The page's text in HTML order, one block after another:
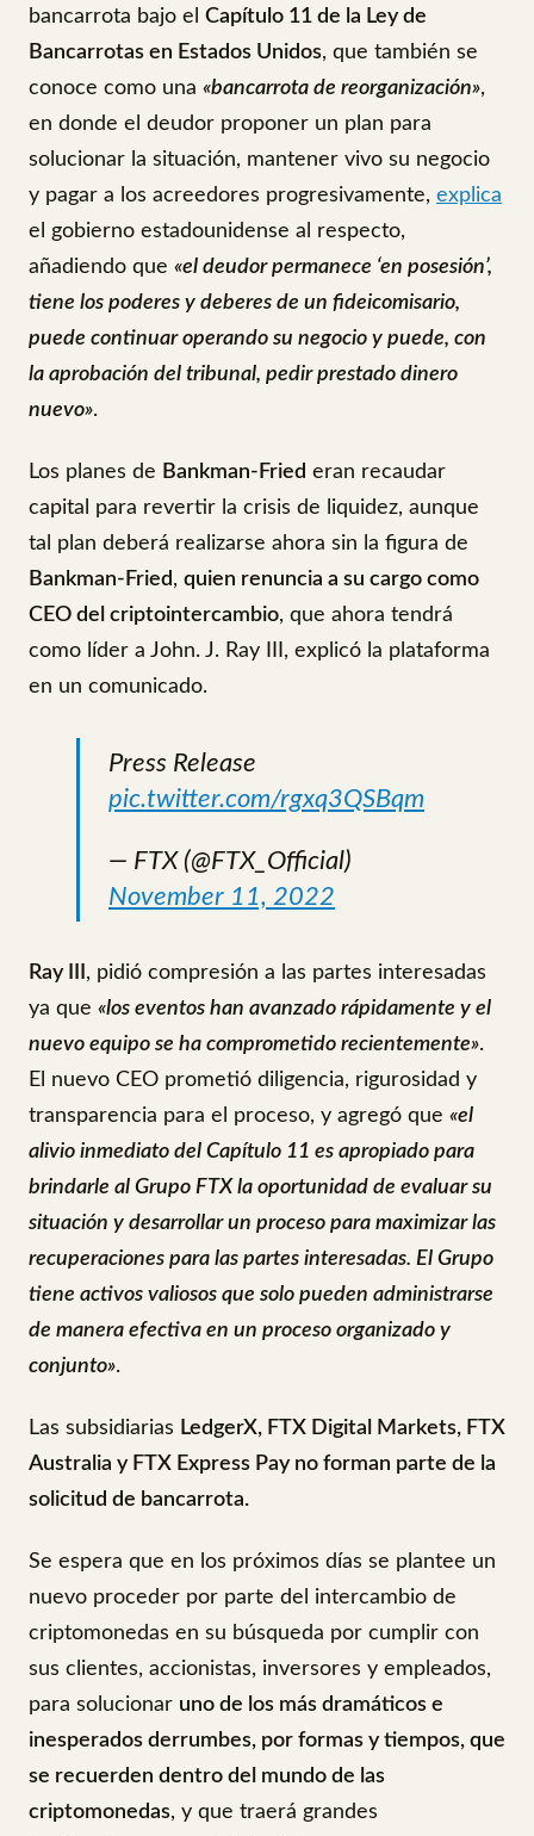
bancarrota bajo el Capítulo 11 de la Ley de
Bancarrotas en Estados Unidos, que también se
conoce como una «bancarrota de reorganización»,
en donde el deudor proponer un plan para
solucionar la situación, mantener vivo su negocio
y pagar a los acreedores progresivamente, explica
el gobierno estadounidense al respecto,
añadiendo que «el deudor permanece ‘en posesión’,
tiene los poderes y deberes de un fideicomisario,
puede continuar operando su negocio y puede, con
la aprobación del tribunal, pedir prestado dinero
nuevo».
Los planes de Bankman-Fried eran recaudar
capital para revertir la crisis de liquidez, aunque
tal plan deberá realizarse ahora sin la figura de
Bankman-Fried, quien renuncia a su cargo como
CEO del criptointercambio, que ahora tendrá
como líder a John. J. Ray III, explicó la plataforma
en un comunicado.
Press Release
pic.twitter.com/rgxq3QSBqm
— FTX (@FTX_Official)
November 11, 2022
Ray III , pidió compresión a las partes interesadas
ya que «los eventos han avanzado rápidamente y el
nuevo equipo se ha comprometido recientemente».
El nuevo CEO prometió diligencia, rigurosidad y
transparencia para el proceso, y agregó que «el
alivio inmediato del Capítulo 11 es apropiado para
brindarle al Grupo FTX la oportunidad de evaluar su
situación y desarrollar un proceso para maximizar las
recuperaciones para las partes interesadas. El Grupo
tiene activos valiosos que solo pueden administrarse
de manera efectiva en un proceso organizado y
conjunto».
Las subsidiarias LedgerX, FTX Digital Markets, FTX
Australia y FTX Express Pay no forman parte de la
solicitud de bancarrota.
Se espera que en los próximos días se plantee un
nuevo proceder por parte del intercambio de
criptomonedas en su búsqueda por cumplir con
sus clientes, accionistas, inversores y empleados,
para solucionar uno de los más dramáticos e
inesperados derrumbes, por formas y tiempos, que
se recuerden dentro del mundo de las
criptomonedas, y que traerá grandes